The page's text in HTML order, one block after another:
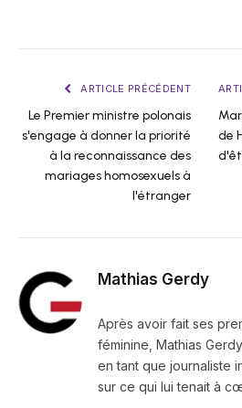
ARTICLE PRÉCÉDENT
Le Premier ministre polonais
s'engage à donner la priorité
à la reconnaissance des
mariages homosexuels à
l'étranger
de
Mathias Gerdy
Après avoir fait ses
féminine, Mathias
en tant que journaliste
sur ce qui lui tenait à